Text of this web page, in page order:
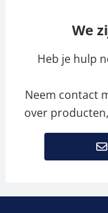
We
Heb je hulp
Neem contact
over